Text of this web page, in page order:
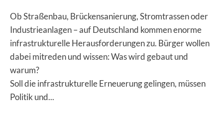
Ob Straßenbau, Brückensanierung, Stromtrassen oder
Industrieanlagen – auf Deutschland kommen enorme
infrastrukturelle Herausforderungen zu. Bürger wollen
dabei mitreden und wissen: Was wird gebaut und
warum?
Soll die infrastrukturelle Erneuerung gelingen, müssen
Politik und...